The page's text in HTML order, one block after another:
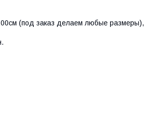
(под заказ делаем любые размеры),